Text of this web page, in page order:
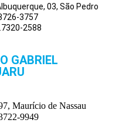
03, São Pedro
3757
2588
GABRIEL
Maurício de Nassau
9949